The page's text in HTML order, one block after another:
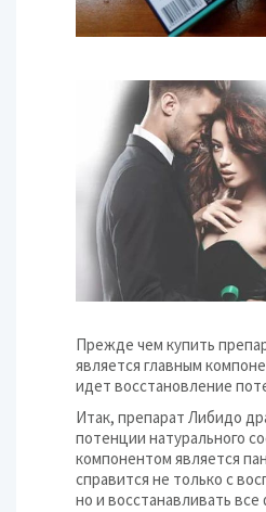
Прежде чем купить
является главным
идет восстановление
Итак, препарат Либидо
потенции натурального
компонентом является
справится не только с
но и восстанавливать